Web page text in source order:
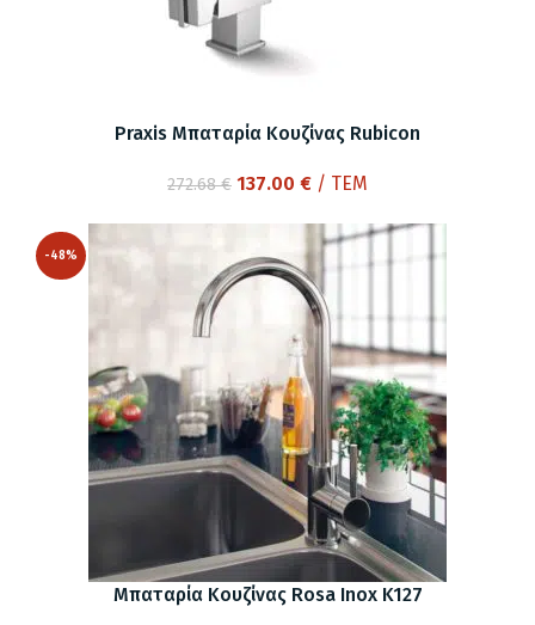
Praxis Μπαταρία Κουζίνας Rubicon
272.68€ Original
272.68 €.
137.00 €Η
τιμή
137.00 €.
/ ΤΕΜ
-48%
Μπαταρία Κουζίνας Rosa Inox K127